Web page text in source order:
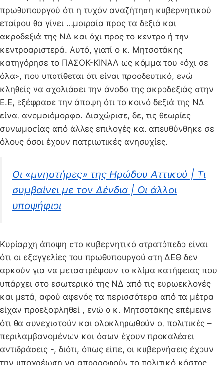
πρωθυπουργού ότι η τυχόν αναζήτηση κυβερνητικού
εταίρου θα γίνει …μοιραία προς τα δεξιά και
ακροδεξιά της ΝΔ και όχι προς το κέντρο ή την
κεντροαριστερά. Αυτό, γιατί ο κ. Μητσοτάκης
κατηγόρησε το ΠΑΣΟΚ-ΚΙΝΑΛ ως κόμμα του «όχι σε
όλα», που υποτίθεται ότι είναι προοδευτικό, ενώ
κληθείς να σχολιάσει την άνοδο της ακροδεξιάς στην
Ε.Ε, εξέφρασε την άποψη ότι το κοινό δεξιά της ΝΔ
είναι ανομοιόμορφο. Διαχώρισε, δε, τις θεωρίες
συνωμοσίας από άλλες επιλογές και απευθύνθηκε σε
όλους όσοι έχουν πατριωτικές ανησυχίες.
Οι «μνηστήρες» της Ηρώδου Αττικού | Τι
συμβαίνει με τον Δένδια | Οι άλλοι
υποψήφιοι
Κυρίαρχη άποψη στο κυβερνητικό στρατόπεδο είναι
ότι οι εξαγγελίες του πρωθυπουργού στη ΔΕΘ δεν
αρκούν για να μεταστρέψουν το κλίμα κατήφειας που
υπάρχει στο εσωτερικό της ΝΔ από τις ευρωεκλογές
και μετά, αφού αφενός τα περισσότερα από τα μέτρα
είχαν προεξοφληθεί , ενώ ο κ. Μητσοτάκης επέμεινε
ότι θα συνεχιστούν και ολοκληρωθούν οι πολιτικές –
περιλαμβανομένων και όσων έχουν προκαλέσει
αντιδράσεις -, διότι, όπως είπε, οι κυβερνήσεις έχουν
την υποχρέωση να απορροφούν το πολιτικό κόστος